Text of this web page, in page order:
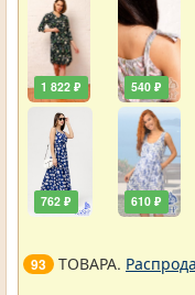
1 822 ₽
762 ₽
540 ₽
610 ₽
93 ТОВАРА.